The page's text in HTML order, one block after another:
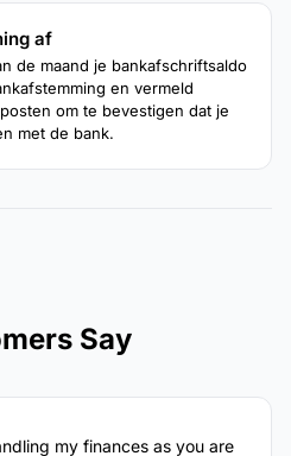
af
de maand je bankafschriftsaldo
en vermeld
om te bevestigen dat je
met de bank.
Say
my finances as you are